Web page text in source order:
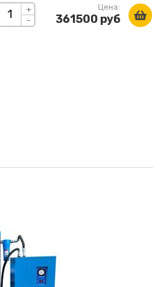
+
-
Цена:
361500 руб